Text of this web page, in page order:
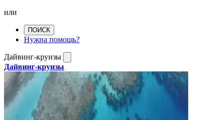
или
ПОИСК
Нужна помощь?
Дайвинг-круизы
Дайвинг-круизы